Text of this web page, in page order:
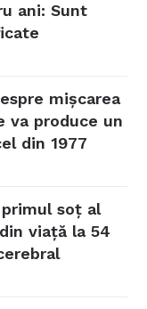
ani: Sunt
mișcarea
va produce un
din 1977
soț al
viață la 54